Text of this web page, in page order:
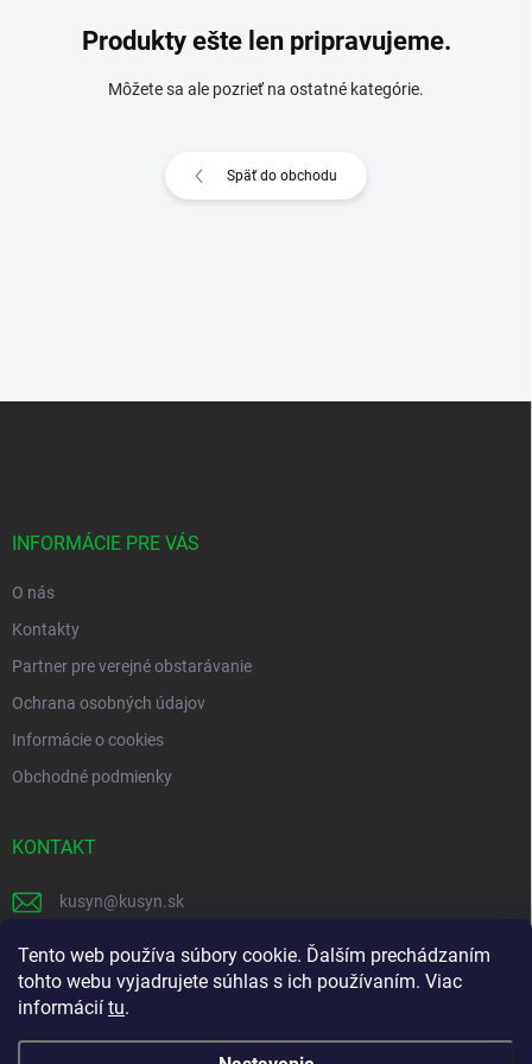
Tento web používa súbory cookie. Ďalším prechádzaním
tohto webu vyjadrujete súhlas s ich používaním. Viac
informácií tu.
Produkty ešte len pripravujeme.
Môžete sa ale pozrieť na ostatné kategórie.
Späť do obchodu
INFORMÁCIE PRE VÁS
O nás
Kontakty
Partner pre verejné obstarávanie
Ochrana osobných údajov
Informácie o cookies
Obchodné podmienky
KONTAKT
kusyn@kusyn.sk
+421 903 445 999
labtech_svk